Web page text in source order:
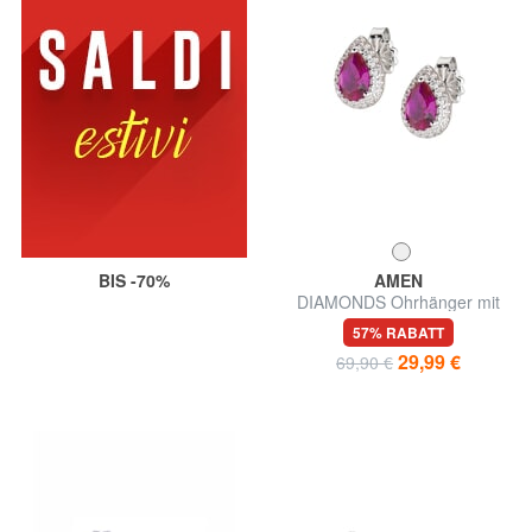
BIS -70%
AMEN
DIAMONDS Ohrhänger mit
farbigem Zirkonia
57% RABATT
69,90 € 29,99 €